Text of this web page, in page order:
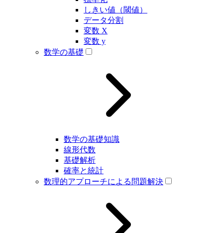
しきい値（閾値）
データ分割
変数 X
変数 y
数学の基礎
数学の基礎知識
線形代数
基礎解析
確率と統計
数理的アプローチによる問題解決